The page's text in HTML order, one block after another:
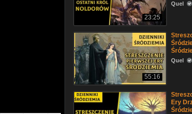
23:25
Quel
55:16
Quel
Ery